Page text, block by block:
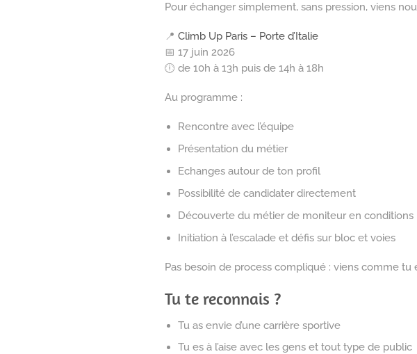
Pour échanger simplement, sans pression, viens
📍 Climb Up Paris – Porte d’Italie
📅 17 juin 2026
🕕 de 10h à 13h puis de 14h à 18h
Au programme :
Rencontre avec l’équipe
Présentation du métier
Echanges autour de ton profil
Possibilité de candidater directement
Découverte du métier de moniteur en conditions
Initiation à l’escalade et défis sur bloc et voies
Pas besoin de process compliqué : viens comme
Tu te reconnais ?
Tu as envie d’une carrière sportive
Tu es à l’aise avec les gens et tout type de public